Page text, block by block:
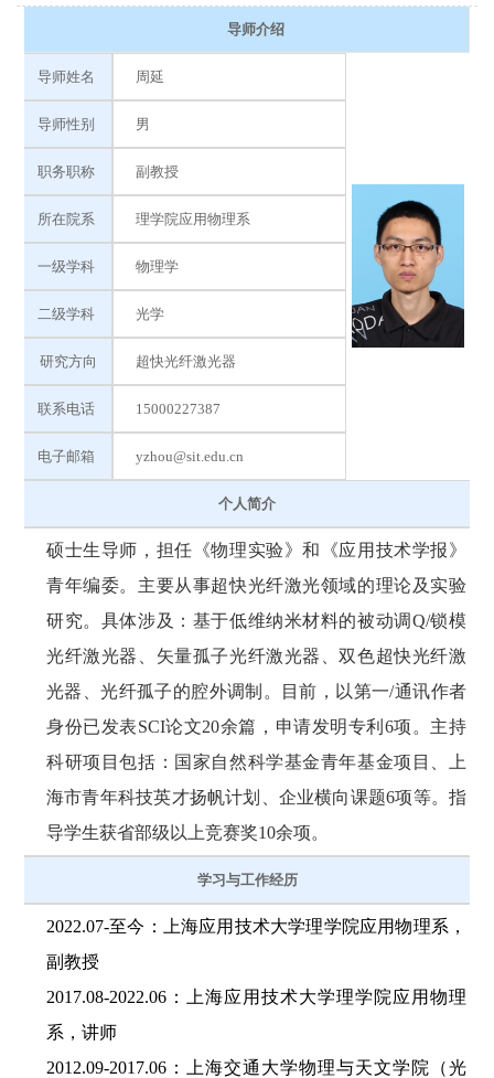
导师介绍
导师姓名 周延
导师性别 男
职务职称 副教授
所在院系 理学院应用物理系
一级学科 物理学
二级学科 光学
研究方向 超快光纤激光器
联系电话 15000227387
电子邮箱 yzhou@sit.edu.cn
个人简介
硕士生导师，担任《物理实验》和《应用技术学报》
青年编委。主要从事超快光纤激光领域的理论及实验
研究。具体涉及：基于低维纳米材料的被动调Q/锁模
光纤激光器、矢量孤子光纤激光器、双色超快光纤激
光器、光纤孤子的腔外调制。目前，以第一/通讯作者
身份已发表SCI论文20余篇，申请发明专利6项。主持
科研项目包括：国家自然科学基金青年基金项目、上
海市青年科技英才扬帆计划、企业横向课题6项等。指
导学生获省部级以上竞赛奖10余项。
学习与工作经历
2022.07-至今：上海应用技术大学理学院应用物理系，
副教授
2017.08-2022.06 ：上海应用技术大学理学院应用物理
系，讲师
2012.09-2017.06：上海交通大学物理与天文学院（光